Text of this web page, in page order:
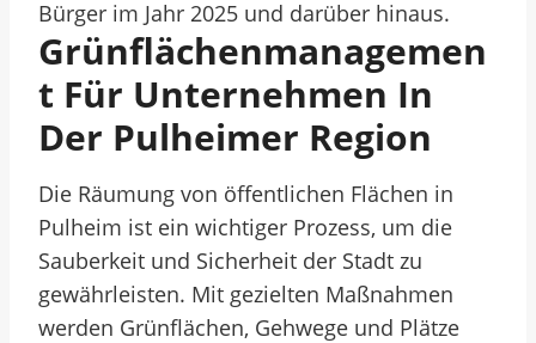
Bürger im Jahr 2025 und darüber hinaus.
Grünflächenmanagemen
T Für Unternehmen In
Der Pulheimer Region
Die Räumung von öffentlichen Flächen in
Pulheim ist ein wichtiger Prozess, um die
Sauberkeit und Sicherheit der Stadt zu
gewährleisten. Mit gezielten Maßnahmen
werden Grünflächen, Gehwege und Plätze